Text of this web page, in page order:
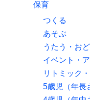
保育
つくる
あそぶ
うたう・お
イベント・
リトミック
5歳児（年長